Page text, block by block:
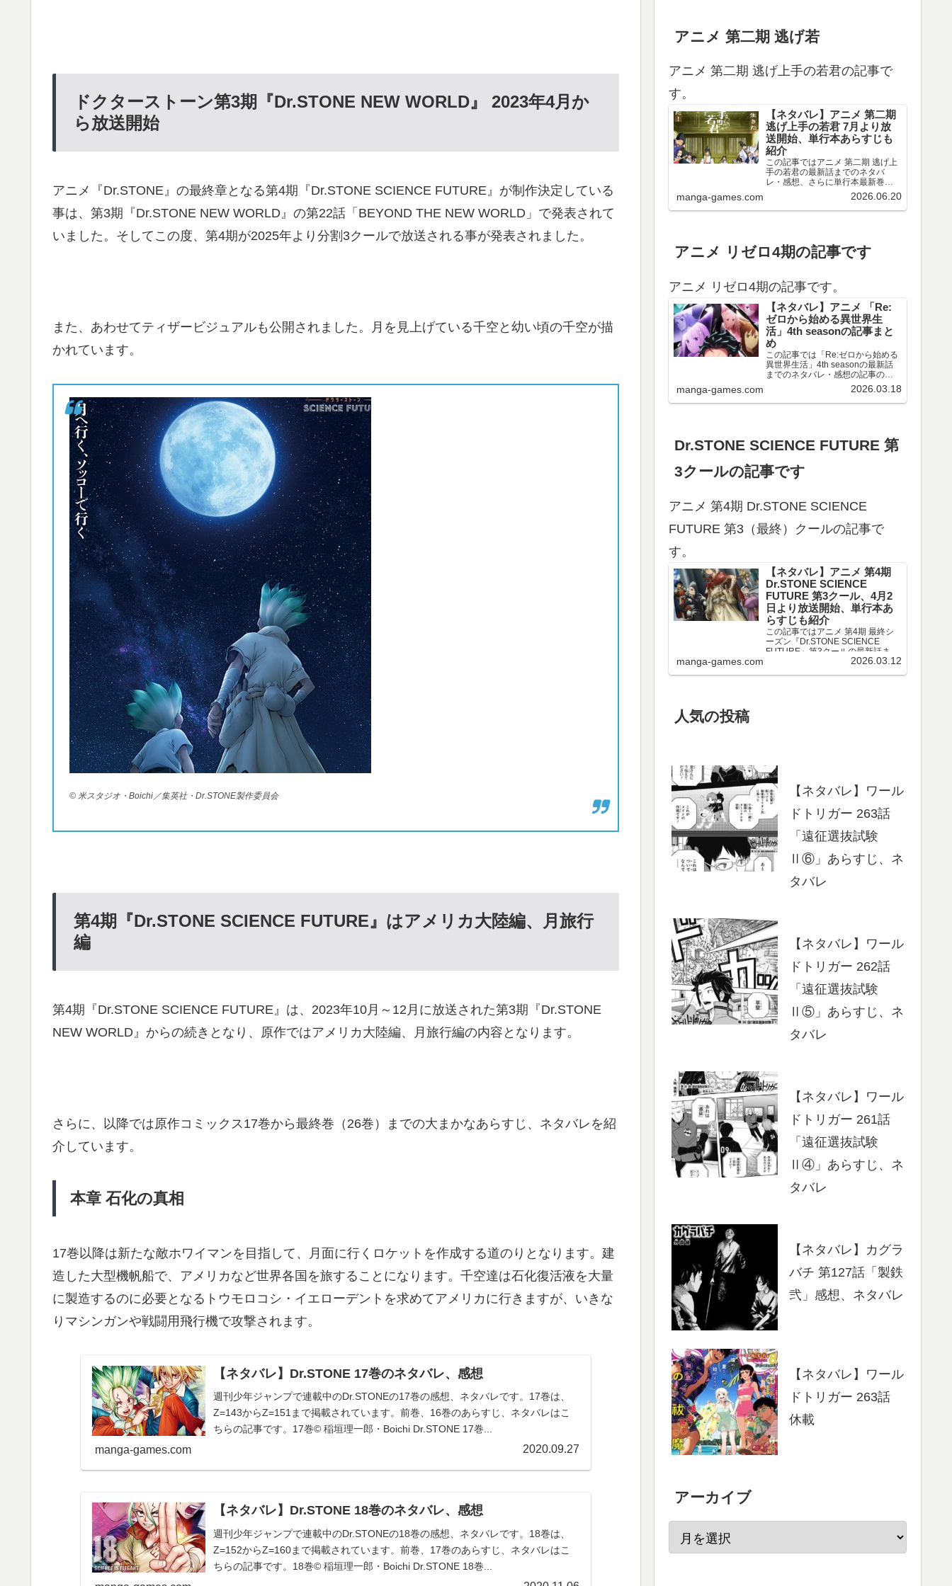
ドクターストーン第3期『Dr.STONE NEW WORLD』 2023年4月か
ら放送開始
アニメ『Dr.STONE』の最終章となる第4期『Dr.STONE SCIENCE FUTURE』が制作決定している
事は、第3期『Dr.STONE NEW WORLD』の第22話「BEYOND THE NEW WORLD」で発表されて
いました。そしてこの度、第4期が2025年より分割3クールで放送される事が発表されました。
また、あわせてティザービジュアルも公開されました。月を見上げている千空と幼い頃の千空が描
かれています。
© 米スタジオ・Boichi／集英社・Dr.STONE製作委員会
第4期『Dr.STONE SCIENCE FUTURE』はアメリカ大陸編、月旅行
編
第4期『Dr.STONE SCIENCE FUTURE』は、2023年10月～12月に放送された第3期『Dr.STONE
NEW WORLD』からの続きとなり、原作ではアメリカ大陸編、月旅行編の内容となります。
さらに、以降では原作コミックス17巻から最終巻（26巻）までの大まかなあらすじ、ネタバレを紹
介しています。
本章 石化の真相
17巻以降は新たな敵ホワイマンを目指して、月面に行くロケットを作成する道のりとなります。建
造した大型機帆船で、アメリカなど世界各国を旅することになります。千空達は石化復活液を大量
に製造するのに必要となるトウモロコシ・イエローデントを求めてアメリカに行きますが、いきな
りマシンガンや戦闘用飛行機で攻撃されます。
【ネタバレ】Dr.STONE 17巻のネタバレ、感想
週刊少年ジャンプで連載中のDr.STONEの17巻の感想、ネタバレです。17巻は、
Z=143からZ=151まで掲載されています。前巻、16巻のあらすじ、ネタバレはこ
ちらの記事です。17巻© 稲垣理一郎・Boichi Dr.STONE 17巻...
manga-games.com 2020.09.27
【ネタバレ】Dr.STONE 18巻のネタバレ、感想
週刊少年ジャンプで連載中のDr.STONEの18巻の感想、ネタバレです。18巻は、
Z=152からZ=160まで掲載されています。前巻、17巻のあらすじ、ネタバレはこ
ちらの記事です。18巻© 稲垣理一郎・Boichi Dr.STONE 18巻...
アニメ 第二期 逃げ若
アニメ 第二期 逃げ上手の若君の記事で
す。
【ネタバレ】アニメ 第二期
逃げ上手の若君 7月より放
送開始、単行本あらすじも
紹介
この記事ではアニメ 第二期 逃げ上
手の若君の最新話までのネタバ
レ・感想、さらに単行本最新巻ま
でのあらすじ・まとめ等をご紹介
します。TVアニメ 逃げ上手の若君
第十三～十五回のネタバレ、感想
manga-games.com 2026.06.20
アニメ リゼロ4期の記事です
アニメ リゼロ4期の記事です。
【ネタバレ】アニメ 「Re:
ゼロから始める異世界生
活」4th seasonの記事まと
め
この記事では「Re:ゼロから始める
異世界生活」4th seasonの最新話
までのネタバレ・感想の記事のリ
ンクや、情報などをまとめていま
す。アニメ 「Re:ゼロから始める異
世界生活」4th season 第67～77話
manga-games.com 2026.03.18
Dr.STONE SCIENCE FUTURE 第
3クールの記事です
アニメ 第4期 Dr.STONE SCIENCE
FUTURE 第3（最終）クールの記事で
す。
【ネタバレ】アニメ 第4期
Dr.STONE SCIENCE
FUTURE 第3クール、4月2
日より放送開始、単行本あ
らすじも紹介
この記事ではアニメ 第4期 最終シ
ーズン『Dr.STONE SCIENCE
FUTURE』第3クールの最新話まで
のネタバレ・感想、さらに単行本
manga-games.com 2026.03.12
人気の投稿
【ネタバレ】ワール
ドトリガー 263話
「遠征選抜試験
Ⅱ⑥」あらすじ、ネ
タバレ
【ネタバレ】ワール
ドトリガー 262話
「遠征選抜試験
Ⅱ⑤」あらすじ、ネ
タバレ
【ネタバレ】ワール
ドトリガー 261話
「遠征選抜試験
Ⅱ④」あらすじ、ネ
タバレ
【ネタバレ】カグラ
バチ 第127話「製鉄
弐」感想、ネタバレ
【ネタバレ】ワール
ドトリガー 263話
休載
アーカイブ